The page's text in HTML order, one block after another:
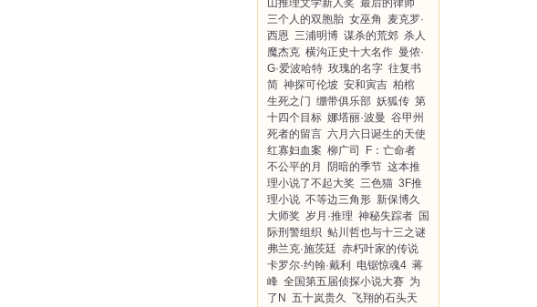
山推理文学新人奖 最后的律师
三个人的双胞胎 女巫角
麦克罗·
西恩 三浦明博 谋杀的荒郊 杀人
魔杰克 横沟正史十大名作 曼侬·
G·爱波哈特 玫瑰的名字 往复书
简 神探可伦坡 安和寅吉 柏棺
生死之门 绷带俱乐部 妖狐传 第
十四个目标 娜塔丽·波曼 谷甲州
死者的留言 六月六日诞生的天使
红寡妇血案 柳广司
F：亡命者
不公平的月
阴暗的季节 这本推
理小说了不起大奖 三色猫 3F推
理小说 不等边三角形 新保博久
大师奖 岁月·推理 神秘失踪者 国
际刑警组织 鲇川哲也与十三之谜
弗兰克·施茨廷 赤朽叶家的传说
卡罗尔·约翰·戴利
电锯惊魂4 蒋
峰 全国第五届侦探小说大赛 为
了N 五十岚贵久 飞翔的石头天